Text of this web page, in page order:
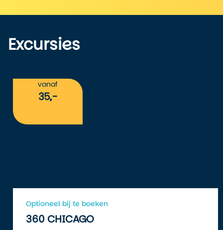
Excursies
vanaf
35,-
Optioneel bij te boeken
360 CHICAGO